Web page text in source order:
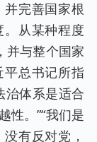
完善国家根
从某种程度
并与整个国家
总书记所指
治体系是适合
性。”“我们是
有反对党，